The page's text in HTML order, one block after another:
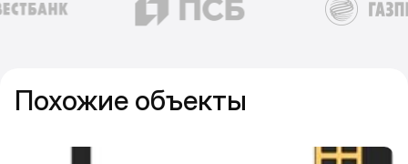
Похожие объекты